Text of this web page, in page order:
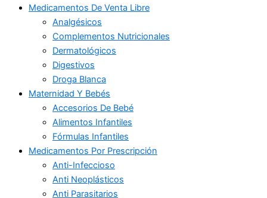
Medicamentos De Venta Libre
Analgésicos
Complementos Nutricionales
Dermatológicos
Digestivos
Droga Blanca
Maternidad Y Bebés
Accesorios De Bebé
Alimentos Infantiles
Fórmulas Infantiles
Medicamentos Por Prescripción
Anti-Infeccioso
Anti Neoplásticos
Anti Parasitarios